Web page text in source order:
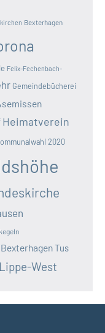
Bexterhagen
Felix-Fechenbach-
Gemeindebücherei
Heimatverein
2020
BexterhagenTus
West